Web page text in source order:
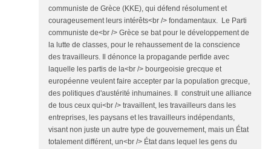
communiste de Grèce (KKE), qui défend résolument et
courageusement leurs intérêts<br /> fondamentaux. Le Parti
communiste de<br /> Grèce se bat pour le développement de
la lutte de classes, pour le rehaussement de la conscience
des travailleurs. Il dénonce la propagande perfide avec
laquelle les partis de la<br /> bourgeoisie grecque et
européenne veulent faire accepter par la population grecque,
des politiques d'austérité inhumaines. Il construit une alliance
de tous ceux qui<br /> travaillent, les travailleurs dans les
entreprises, les paysans et les travailleurs indépendants,
visant non juste un autre type de gouvernement, mais un État
totalement différent, un<br /> État dans lequel les gens du